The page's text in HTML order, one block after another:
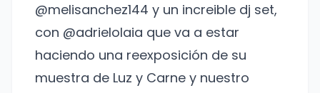
@melisanchez144 y un increible dj set,
con @adrielolaia que va a estar
haciendo una reexposición de su
muestra de Luz y Carne y nuestro